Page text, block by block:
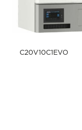
C20V10C1EVO